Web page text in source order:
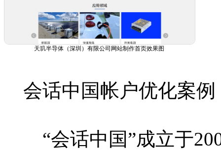
天玑半导体（深圳）有限公司网站制作首页效果图
会话中国帐户优化案例
“会话中国”成立于